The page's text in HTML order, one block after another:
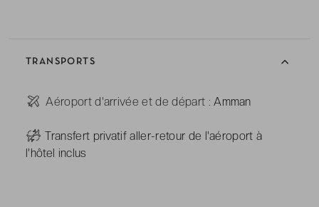
TRANSPORTS
-Aéroport d'arrivée et de départ :Amman
-Transfert privatif aller-retour de l'aéroport à
l'hôtel inclus